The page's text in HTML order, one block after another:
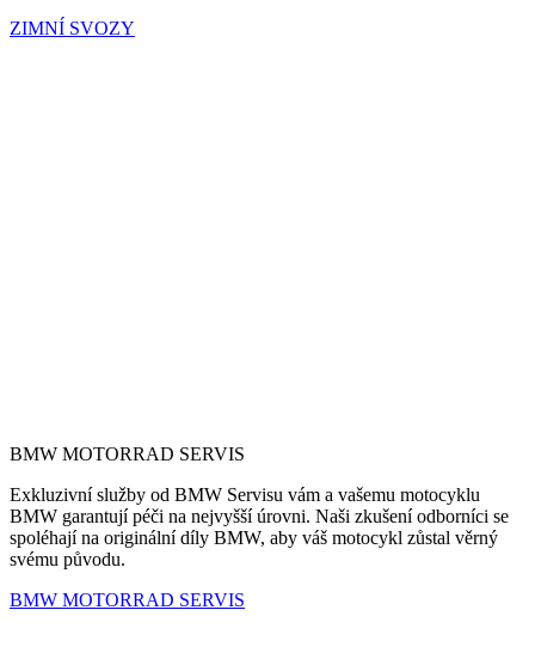
ZIMNÍ SVOZY
BMW MOTORRAD SERVIS
Exkluzivní služby od BMW Servisu vám a vašemu motocyklu
BMW garantují péči na nejvyšší úrovni. Naši zkušení odborníci se
spoléhají na originální díly BMW, aby váš motocykl zůstal věrný
svému původu.
BMW MOTORRAD SERVIS